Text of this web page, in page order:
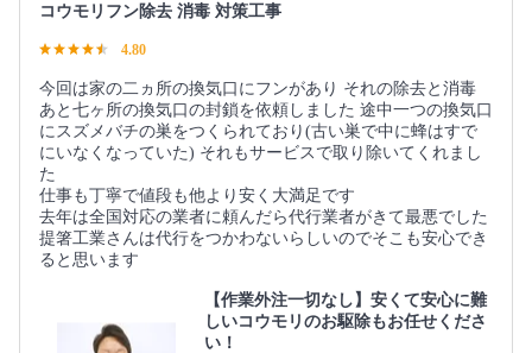
コウモリフン除去 消毒 対策工事
4.80
今回は家の二ヵ所の換気口にフンがあり それの除去と消毒
あと七ヶ所の換気口の封鎖を依頼しました 途中一つの換気口
にスズメバチの巣をつくられており(古い巣で中に蜂はすで
にいなくなっていた) それもサービスで取り除いてくれまし
た
仕事も丁寧で値段も他より安く大満足です
去年は全国対応の業者に頼んだら代行業者がきて最悪でした
提箸工業さんは代行をつかわないらしいのでそこも安心でき
ると思います
【作業外注一切なし】安くて安心に難
しいコウモリのお駆除もお任せくださ
い！